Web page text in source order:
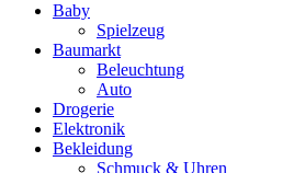
Baby
Spielzeug
Baumarkt
Beleuchtung
Auto
Drogerie
Elektronik
Bekleidung
Schmuck & Uhren